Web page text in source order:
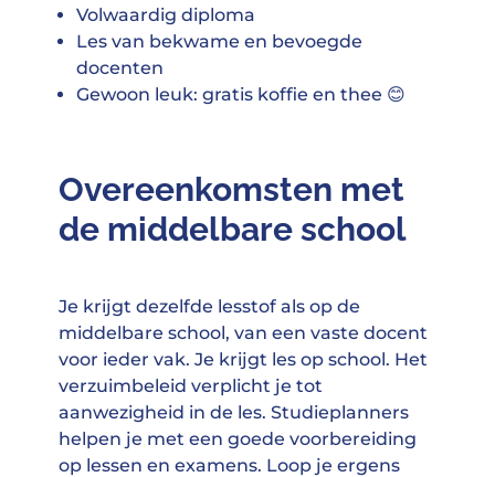
Volwaardig diploma
Les van bekwame en bevoegde
docenten
Gewoon leuk: gratis koffie en thee 😊
Overeenkomsten met
de middelbare school
Je krijgt dezelfde lesstof als op de
middelbare school, van een vaste docent
voor ieder vak. Je krijgt les op school. Het
verzuimbeleid verplicht je tot
aanwezigheid in de les. Studieplanners
helpen je met een goede voorbereiding
op lessen en examens. Loop je ergens